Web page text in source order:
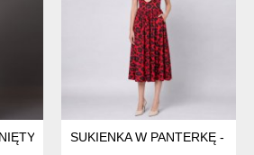
RAMIONAMI - JULIA MAXI
SUKIENKA W PANTERKĘ -